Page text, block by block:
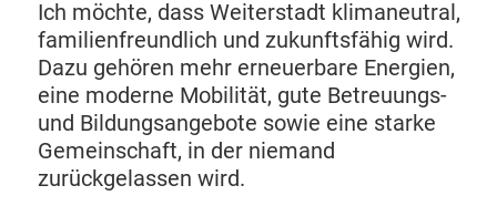
Ich möchte, dass Weiterstadt klimaneutral,
familienfreundlich und zukunftsfähig wird.
Dazu gehören mehr erneuerbare Energien,
eine moderne Mobilität, gute Betreuungs-
und Bildungsangebote sowie eine starke
Gemeinschaft, in der niemand
zurückgelassen wird.